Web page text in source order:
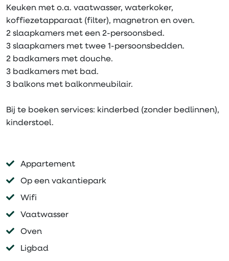
Keuken met o.a. vaatwasser, waterkoker,
koffiezetapparaat (filter), magnetron en oven.
2 slaapkamers met een 2-persoonsbed.
3 slaapkamers met twee 1-persoonsbedden.
2 badkamers met douche.
3 badkamers met bad.
3 balkons met balkonmeubilair.
Bij te boeken services: kinderbed (zonder bedlinnen),
kinderstoel.
Appartement
Op een vakantiepark
Wifi
Vaatwasser
Oven
Ligbad